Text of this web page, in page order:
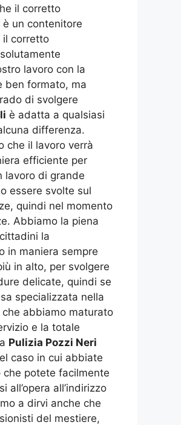
il corretto
un contenitore
il corretto
lavoro con la
ben formato, ma
di svolgere
è adatta a qualsiasi
differenza.
che il lavoro verrà
efficiente per
lavoro di grande
essere svolte sul
quindi nel momento
Abbiamo la piena
la
in maniera sempre
in alto, per svolgere
delicate, quindi se
specializzata nella
abbiamo maturato
e la totale
Pulizia Pozzi Neri
caso in cui abbiate
potete facilmente
all’indirizzo
a dirvi anche che
del mestiere,